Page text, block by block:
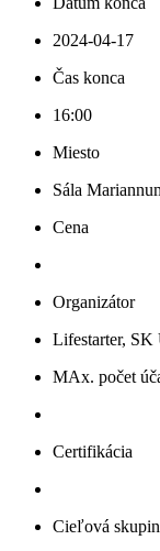
2024-04-17
Čas konca
16:00
Miesto
Sála
Cena
Organizátor
Lifestarter,
MAx. počet
Certifikácia
Cieľová